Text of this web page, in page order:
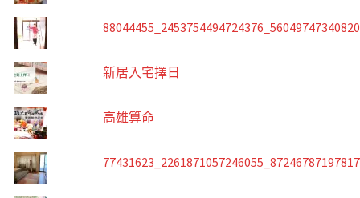
新居入宅擇日
高雄算命